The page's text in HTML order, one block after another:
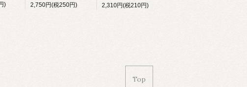
) 2,750円(税250円) 2,310円(税210円)
Top